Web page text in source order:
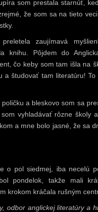
som prestala starnúť,
že som sa na tieto
zaujímavá
knihu. Pôjdem do
čo keby som tam išla na
a študovať tam literatúru! To
a bleskovo som sa
vyhladávať rôzne školy
a mne bolo jasné, že sa
o pol siedmej, iba necelú
pondelok, takže mali
krokom kráčala rušným
odbor anglickej literatúry a